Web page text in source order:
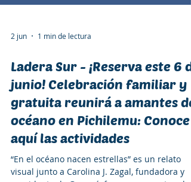
2 jun 1 min de lectura
Ladera Sur - ¡Reserva este 6
junio! Celebración familiar y
gratuita reunirá a amantes